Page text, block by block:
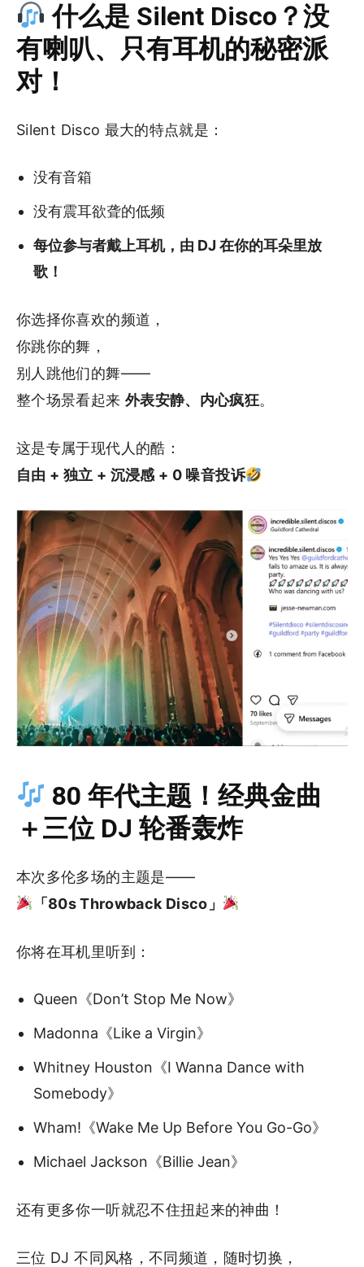
什么是 Silent Disco？没
有喇叭、只有耳机的秘密派
对！
Silent Disco 最大的特点就是：
没有音箱
没有震耳欲聋的低频
每位参与者戴上耳机，由 DJ 在你的耳朵里放
歌！
你选择你喜欢的频道，
你跳你的舞，
别人跳他们的舞——
整个场景看起来 外表安静、内心疯狂。
这是专属于现代人的酷：
自由 + 独立 + 沉浸感 + 0 噪音投诉
80 年代主题！经典金曲
＋三位 DJ 轮番轰炸
本次多伦多场的主题是——
「80s Throwback Disco」
你将在耳机里听到：
Queen《Don’t Stop Me Now》
Madonna《Like a Virgin》
Whitney Houston《I Wanna Dance with
Somebody》
Wham!《Wake Me Up Before You Go-Go》
Michael Jackson《Billie Jean》
还有更多你一听就忍不住扭起来的神曲！
三位 DJ 不同风格，不同频道，随时切换，